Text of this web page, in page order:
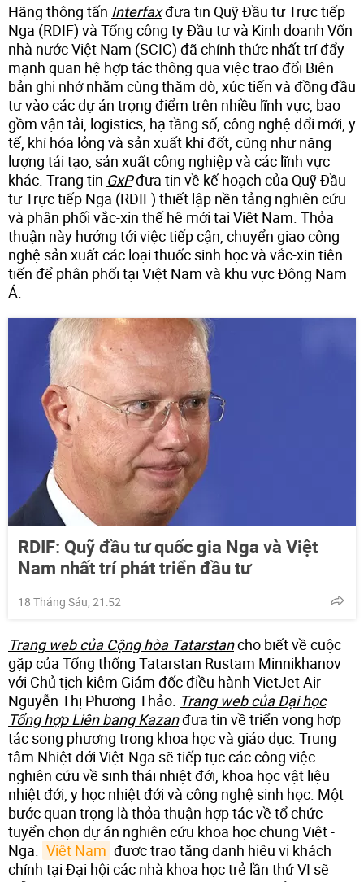
Hãng thông tấn Interfaxđưa tin Quỹ Đầu tư Trực tiếp
Nga (RDIF) và Tổng công ty Đầu tư và Kinh doanh Vốn
nhà nước Việt Nam (SCIC) đã chính thức nhất trí đẩy
mạnh quan hệ hợp tác thông qua việc trao đổi Biên
bản ghi nhớ nhằm cùng thăm dò, xúc tiến và đồng đầu
tư vào các dự án trọng điểm trên nhiều lĩnh vực, bao
gồm vận tải, logistics, hạ tầng số, công nghệ đổi mới, y
tế, khí hóa lỏng và sản xuất khí đốt, cũng như năng
lượng tái tạo, sản xuất công nghiệp và các lĩnh vực
khác. Trang tin GxPđưa tin về kế hoạch của Quỹ Đầu
tư Trực tiếp Nga (RDIF) thiết lập nền tảng nghiên cứu
và phân phối vắc-xin thế hệ mới tại Việt Nam. Thỏa
thuận này hướng tới việc tiếp cận, chuyển giao công
nghệ sản xuất các loại thuốc sinh học và vắc-xin tiên
tiến để phân phối tại Việt Nam và khu vực Đông Nam
Á.
RDIF: Quỹ đầu tư quốc gia Nga và Việt
Nam nhất trí phát triển đầu tư
18 Tháng Sáu, 21:52
Trang web của Cộng hòa Tatarstancho biết về cuộc
gặp của Tổng thống Tatarstan Rustam Minnikhanov
với Chủ tịch kiêm Giám đốc điều hành VietJet Air
Nguyễn Thị Phương Thảo. Trang web của Đại học
Tổng hợp Liên bang Kazanđưa tin về triển vọng hợp
tác song phương trong khoa học và giáo dục. Trung
tâm Nhiệt đới Việt-Nga sẽ tiếp tục các công việc
nghiên cứu về sinh thái nhiệt đới, khoa học vật liệu
nhiệt đới, y học nhiệt đới và công nghệ sinh học. Một
bước quan trọng là thỏa thuận hợp tác về tổ chức
tuyển chọn dự án nghiên cứu khoa học chung Việt -
Nga. Việt Nam được trao tặng danh hiệu vị khách
chính tại Đại hội các nhà khoa học trẻ lần thứ VI sẽ